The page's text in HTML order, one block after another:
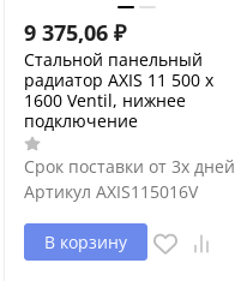
9 375,06 ₽
Стальной панельный
радиатор AXIS 11 500 x
1600 Ventil, нижнее
подключение
Срок поставки от 3х дней
Артикул AXIS115016V
В корзину